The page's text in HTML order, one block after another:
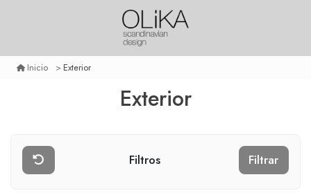
Inicio Exterior
Exterior
Filtros Filtrar